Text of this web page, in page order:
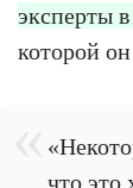
эксперты
которой
что